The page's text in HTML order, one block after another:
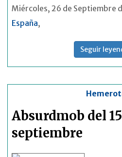
Miércoles, 26 de Septiembre
España,
Seguir
Absurdmob del
septiembre